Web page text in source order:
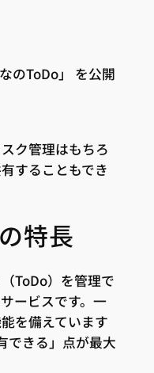
のToDo」 を公開
ク管理はもちろ
することもでき
特長
ToDo）を管理で
ービスです。一
を備えています
できる」点が最大